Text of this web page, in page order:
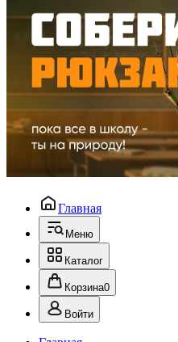
Главная
Меню
Каталог
Корзина0
Войти